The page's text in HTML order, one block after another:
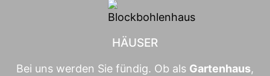
HÄUSER
Bei uns werden Sie fündig. Ob als Gartenhaus,